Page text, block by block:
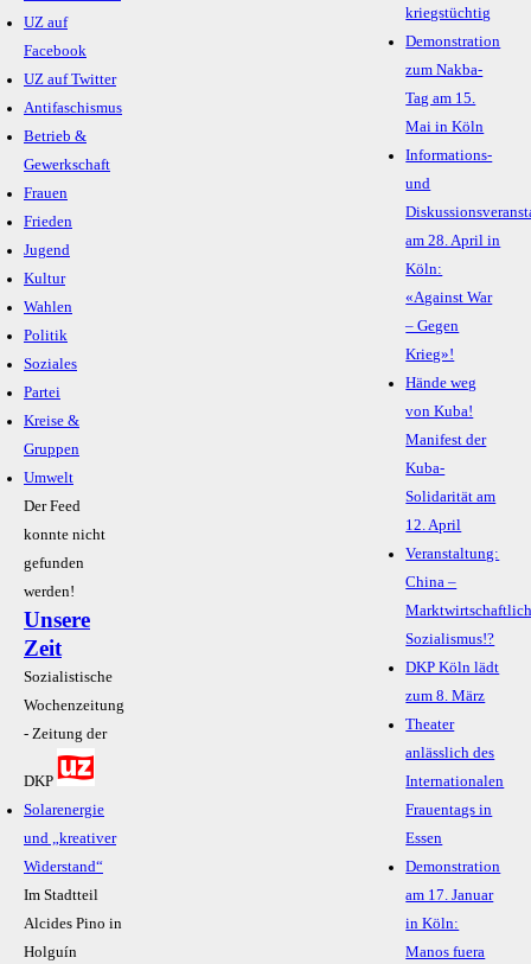
UZ auf
Facebook
UZ auf Twitter
Antifaschismus
Betrieb &
Gewerkschaft
Frauen
Frieden
Jugend
Kultur
Wahlen
Politik
Soziales
Partei
Kreise &
Gruppen
Umwelt
Der Feed
konnte nicht
gefunden
werden!
Unsere
Zeit
Sozialistische
Wochenzeitung
- Zeitung der
DKP
Solarenergie
und „kreativer
Widerstand“
Im Stadtteil
Alcides Pino in
Holguín
kriegstüchtig
Demonstration
zum Nakba-
Tag am 15.
Mai in Köln
Informations-
und
am 28. April in
Köln:
«Against War
– Gegen
Krieg»!
Hände weg
von Kuba!
Manifest der
Kuba-
Solidarität am
12. April
Veranstaltung:
China –
Sozialismus!?
DKP Köln lädt
zum 8. März
Theater
anlässlich des
Internationalen
Frauentags in
Essen
Demonstration
am 17. Januar
in Köln:
Manos fuera